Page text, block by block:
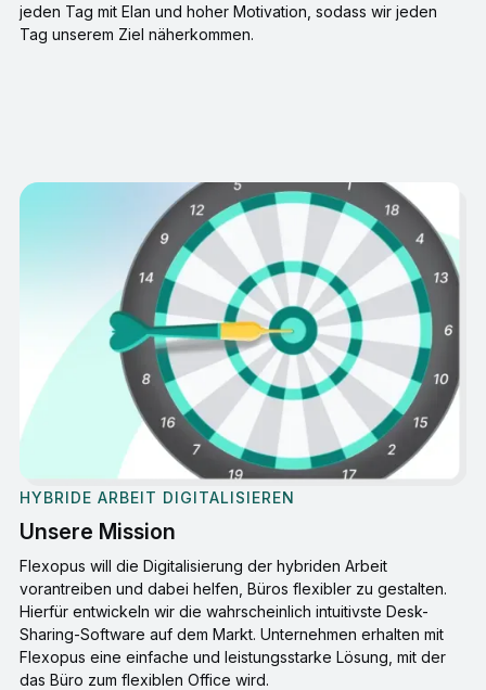
jeden Tag mit Elan und hoher Motivation, sodass wir jeden
Tag unserem Ziel näherkommen.
HYBRIDE ARBEIT DIGITALISIEREN
Unsere Mission
Flexopus will die Digitalisierung der hybriden Arbeit
vorantreiben und dabei helfen, Büros flexibler zu gestalten.
Hierfür entwickeln wir die wahrscheinlich intuitivste Desk-
Sharing-Software auf dem Markt. Unternehmen erhalten mit
Flexopus eine einfache und leistungsstarke Lösung, mit der
das Büro zum flexiblen Office wird.